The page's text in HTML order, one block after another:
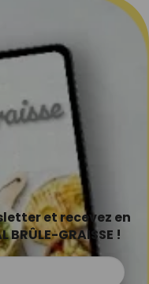
et recevez en
BRÛLE-GRAISSE !